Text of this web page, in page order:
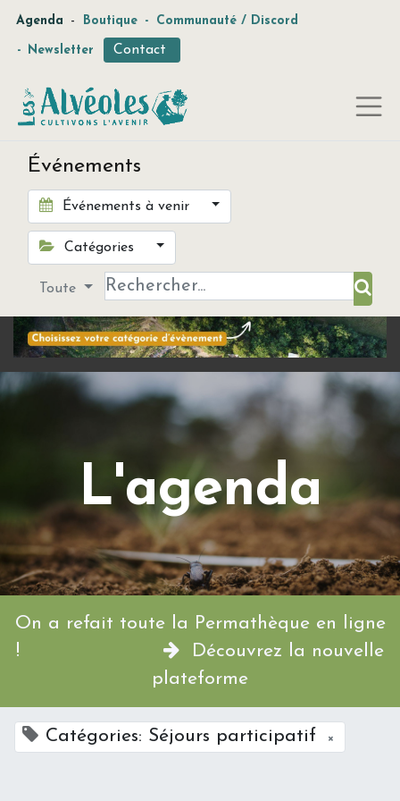
Agenda - Boutique - Communauté / Discord
- Newsletter Contact
Événements
Événements à venir
Catégories
Toute
L'agenda
On a refait toute la Permathèque en ligne
!
Découvrez la nouvelle
plateforme
Catégories: Séjours participatif ×